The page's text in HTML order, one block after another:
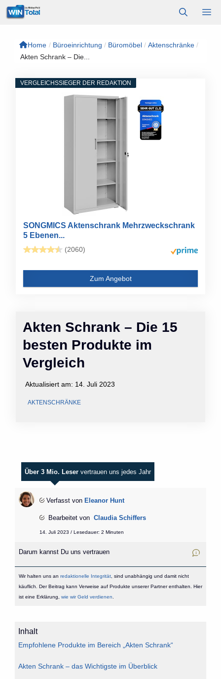
Zum
Inhalt
Home / Büroeinrichtung / Büromöbel / Aktenschränke /
Akten Schrank – Die...
Akten Schrank – Die 15
besten Produkte im
Vergleich
Aktualisiert am: 14. Juli 2023
AKTENSCHRÄNKE
VERGLEICHSSIEGER DER REDAKTION
SONGMICS Aktenschrank Mehrzweckschrank
5 Ebenen...
(2060)
Zum Angebot
Über 3 Mio. Leser vertrauen uns jedes Jahr
Verfasst von Eleanor Hunt
Bearbeitet von Claudia Schiffers
14. Juli 2023 / Lesedauer: 2 Minuten
Darum kannst Du uns vertrauen
Wir halten uns an redaktionelle Integrität, sind unabhängig und damit nicht
käuflich. Der Beitrag kann Verweise auf Produkte unserer Partner enthalten. Hier
ist eine Erklärung, wie wir Geld verdienen
Inhalt
Empfohlene Produkte im Bereich „Akten Schrank“
Akten Schrank – das Wichtigste im Überblick